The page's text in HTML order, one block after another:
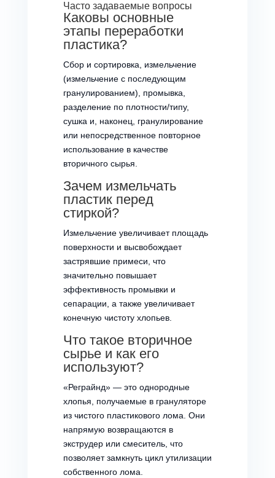
Часто задаваемые вопросы
Каковы основные
этапы переработки
пластика?
Сбор и сортировка, измельчение
(измельчение с последующим
гранулированием), промывка,
разделение по плотности/типу,
сушка и, наконец, гранулирование
или непосредственное повторное
использование в качестве
вторичного сырья.
Зачем измельчать
пластик перед
стиркой?
Измельчение увеличивает площадь
поверхности и высвобождает
застрявшие примеси, что
значительно повышает
эффективность промывки и
сепарации, а также увеличивает
конечную чистоту хлопьев.
Что такое вторичное
сырье и как его
используют?
«Реграйнд» — это однородные
хлопья, получаемые в грануляторе
из чистого пластикового лома. Они
напрямую возвращаются в
экструдер или смеситель, что
позволяет замкнуть цикл утилизации
собственного лома.